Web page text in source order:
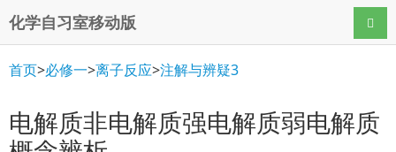
化学自习室移动版 导航
首页>必修一>离子反应>注解与辨疑3
电解质非电解质强电解质弱电解质